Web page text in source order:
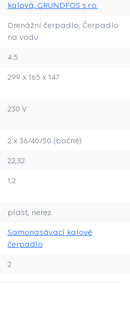
kalová, GRUNDFOS s.r.o.
Drenážní čerpadlo, Čerpadlo
na vodu
4.5
299 x 165 x 147
230 V
2 x 36/40/50 (bočné)
22,32
1,2
plast, nerez
Samonasávací kalové
čerpadlo
2